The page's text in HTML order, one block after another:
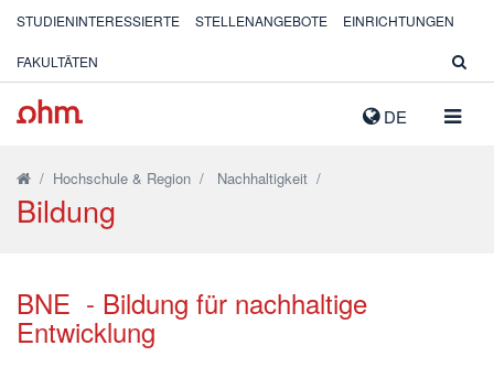
DE
STUDIENINTERESSIERTE STELLENANGEBOTE EINRICHTUNGEN
FAKULTÄTEN
/ Hochschule & Region / Nachhaltigkeit /
Bildung
BNE - Bildung für nachhaltige
Entwicklung